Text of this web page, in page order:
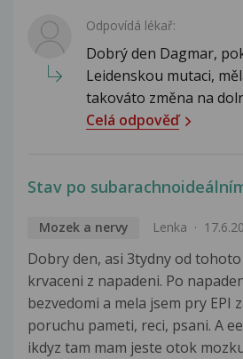
Odpovídá lékař:
Dobrý den Dagmar,
Leidenskou mutaci,
takováto změna na
Celá odpověď
Stav po
Mozek a nervy Lenka
Dobry den, asi 3tydny od tohoto
krvaceni z napadeni. Po
bezvedomi a mela jsem pry EPI
poruchu pameti, reci, psani. A
ikdyz tam mam jeste otok